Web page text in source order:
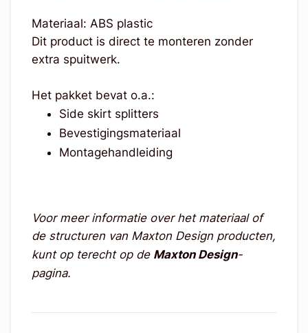
Materiaal: ABS plastic
Dit product is direct te monteren zonder
extra spuitwerk.
Het pakket bevat o.a.:
Side skirt splitters
Bevestigingsmateriaal
Montagehandleiding
Voor meer informatie over het materiaal of
de structuren van Maxton Design producten,
kunt op terecht op de Maxton Design-
pagina.